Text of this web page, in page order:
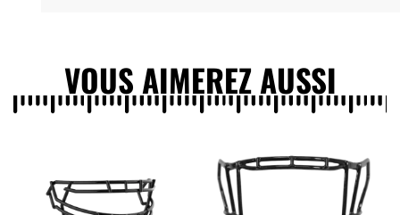
VOUS AIMEREZ AUSSI